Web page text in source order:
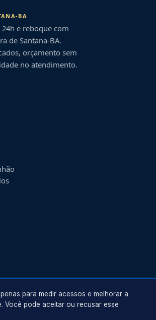
-BA
e reboque com
de Santana-BA.
orçamento sem
no atendimento.
para medir acessos e melhorar a
Você pode aceitar ou recusar esse